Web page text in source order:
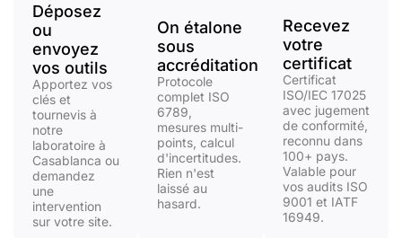
Déposez
ou
envoyez
vos outils
Apportez vos
clés et
tournevis à
notre
laboratoire à
Casablanca ou
demandez
une
intervention
sur votre site.
On étalone
sous
accréditation
Protocole
complet ISO
6789,
mesures multi-
points, calcul
d'incertitudes.
Rien n'est
laissé au
hasard.
Recevez
votre
certificat
Certificat
ISO/IEC 17025
avec jugement
de conformité,
reconnu dans
100+ pays.
Valable pour
vos audits ISO
9001 et IATF
16949.